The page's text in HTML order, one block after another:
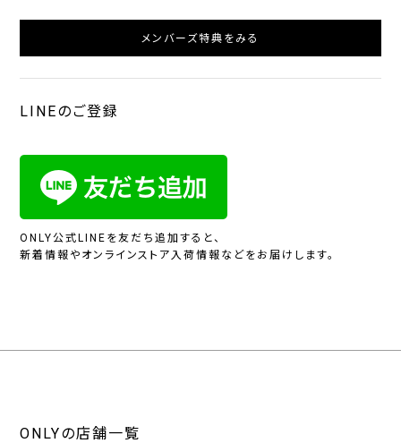
メンバーズ特典をみる
LINEのご登録
ONLY公式LINEを友だち追加すると、
新着情報やオンラインストア入荷情報などをお届けします。
ONLYの店舗一覧